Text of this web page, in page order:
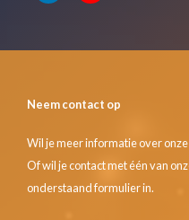
Neem contact op
Wil je meer informatie over
Of wil je contact met één van
onderstaand formulier in.